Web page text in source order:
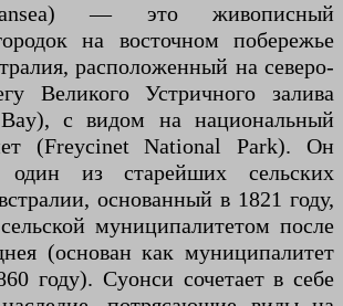
— это живописный
на восточном побережье
расположенный на северо-
Великого Устричного залива
с видом на национальный
(Freycinet National Park). Он
один из старейших сельских
основанный в 1821 году,
муниципалитетом после
(основан как муниципалитет
году). Суонси сочетает в себе